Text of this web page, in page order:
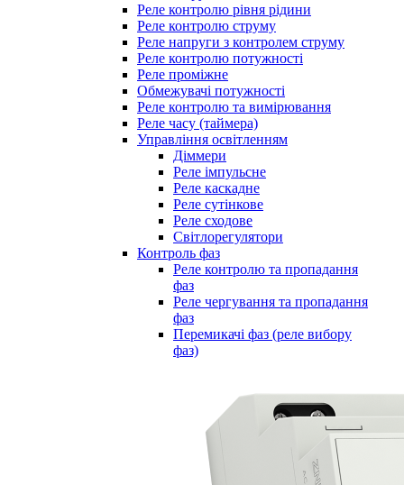
Реле контролю рівня рідини
Реле контролю струму
Реле напруги з контролем струму
Реле контролю потужності
Реле проміжне
Обмежувачі потужності
Реле контролю та вимірювання
Реле часу (таймера)
Управління освітленням
Діммери
Реле імпульсне
Реле каскадне
Реле сутінкове
Реле сходове
Світлорегулятори
Контроль фаз
Реле контролю та пропадання
фаз
Реле чергування та пропадання
фаз
Перемикачі фаз (реле вибору
фаз)